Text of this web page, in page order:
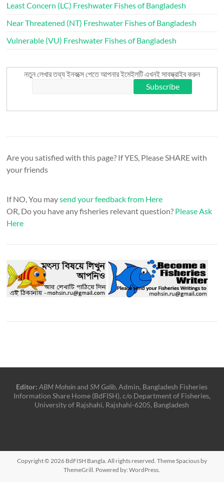
Least Concern (LC) Freshwater Fishes of Bangladesh
Near Threatened (NT) Freshwater Fishes of Bangladesh
Vulnerable (VU) Freshwater Fishes of Bangladesh
নতুন লেখার তথ্য ইনবক্সে পেতে আপনার ইমেইলটি এখনই সাবস্ক্রাইব করুন
Are you satisfied with this page? If YES, Please SHARE with
your friends
If NO, You maysend your feedback from Here
OR, Do you have any fisheries relevant question? Please Ask
Here
Editor: ABM MohsinandSM Galib, Admin, Bangladesh Fisheries
Information Share Home (BdFISH), c/o Department of Fisheries,
University of Rajshahi, Rajshahi-6205, Bangladesh
Copyright © 2026 BdFISH Bangla. All rights reserved. ThemeSpaciousby
ThemeGrill. Powered by:WordPress.